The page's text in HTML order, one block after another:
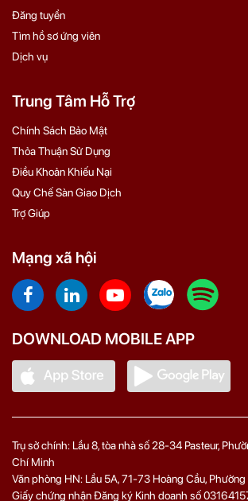
Đăng tuyển
Tìm hồ sơ ứng viên
Dịch vụ
Trung Tâm Hỗ Trợ
Chính Sách Bảo Mật
Thỏa Thuận Sử Dụng
Điều Khoản Khiếu Nại
Quy Chế Sàn Giao Dịch
Trợ Giúp
Mạng xã hội
DOWNLOAD MOBILE APP
Trụ sở chính: Lầu 8, tòa nhà số 28-34 Pasteur,
Chí Minh
Văn phòng HN: Lầu 5A, 71‑73 Hoàng Cầu,
Giấy chứng nhận Đăng ký Kinh doanh số